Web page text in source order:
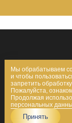
© 2022 ООО
Мы обрабатываем
и чтобы
запретить
Пожалуйста,
Продолжая
персональных
Принять